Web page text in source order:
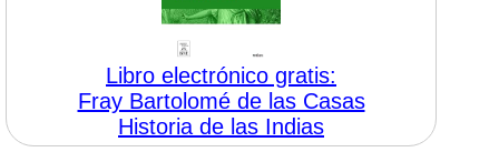
Libro electrónico gratis:
Fray Bartolomé de las Casas
Historia de las Indias